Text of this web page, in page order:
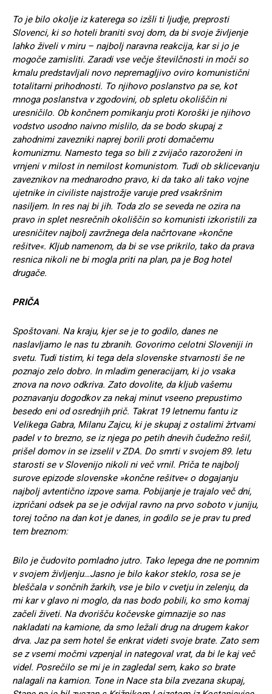
To je bilo okolje iz katerega so izšli ti ljudje, preprosti
Slovenci, ki so hoteli braniti svoj dom, da bi svoje življenje
lahko živeli v miru – najbolj naravna reakcija, kar si jo je
mogoče zamisliti. Zaradi vse večje številčnosti in moči so
kmalu predstavljali novo nepremagljivo oviro komunistični
totalitarni prihodnosti. To njihovo poslanstvo pa se, kot
mnoga poslanstva v zgodovini, ob spletu okoliščin ni
uresničilo. Ob končnem pomikanju proti Koroški je njihovo
vodstvo usodno naivno mislilo, da se bodo skupaj z
zahodnimi zavezniki naprej borili proti domačemu
komunizmu. Namesto tega so bili z zvijačo razoroženi in
vrnjeni v milost in nemilost komunistom. Tudi ob sklicevanju
zaveznikov na mednarodno pravo, ki da tako ali tako vojne
ujetnike in civiliste najstrožje varuje pred vsakršnim
nasiljem. In res naj bi jih. Toda zlo se seveda ne ozira na
pravo in splet nesrečnih okoliščin so komunisti izkoristili za
uresničitev najbolj zavržnega dela načrtovane »končne
rešitve«. Kljub namenom, da bi se vse prikrilo, tako da prava
resnica nikoli ne bi mogla priti na plan, pa je Bog hotel
drugače.
PRIČA
Spoštovani. Na kraju, kjer se je to godilo, danes ne
naslavljamo le nas tu zbranih. Govorimo celotni Sloveniji in
svetu. Tudi tistim, ki tega dela slovenske stvarnosti še ne
poznajo zelo dobro. In mladim generacijam, ki jo vsaka
znova na novo odkriva. Zato dovolite, da kljub vašemu
poznavanju dogodkov za nekaj minut vseeno prepustimo
besedo eni od osrednjih prič. Takrat 19 letnemu fantu iz
Velikega Gabra, Milanu Zajcu, ki je skupaj z ostalimi žrtvami
padel v to brezno, se iz njega po petih dnevih čudežno rešil,
prišel domov in se izselil v ZDA. Do smrti v svojem 89. letu
starosti se v Slovenijo nikoli ni več vrnil. Priča te najbolj
surove epizode slovenske »končne rešitve« o dogajanju
najbolj avtentično izpove sama. Pobijanje je trajalo več dni,
izpričani odsek pa se je odvijal ravno na prvo soboto v juniju,
torej točno na dan kot je danes, in godilo se je prav tu pred
tem breznom:
Bilo je čudovito pomladno jutro. Tako lepega dne ne pomnim
v svojem življenju…Jasno je bilo kakor steklo, rosa se je
bleščala v sončnih žarkih, vse je bilo v cvetju in zelenju, da
mi kar v glavo ni moglo, da nas bodo pobili, ko smo komaj
začeli živeti. Na dvorišču kočevske gimnazije so nas
nakladati na kamione, da smo ležali drug na drugem kakor
drva. Jaz pa sem hotel še enkrat videti svoje brate. Zato sem
se z vsemi močmi vzpenjal in nategoval vrat, da bi le kaj več
videl. Posrečilo se mi je in zagledal sem, kako so brate
nalagali na kamion. Tone in Nace sta bila zvezana skupaj,